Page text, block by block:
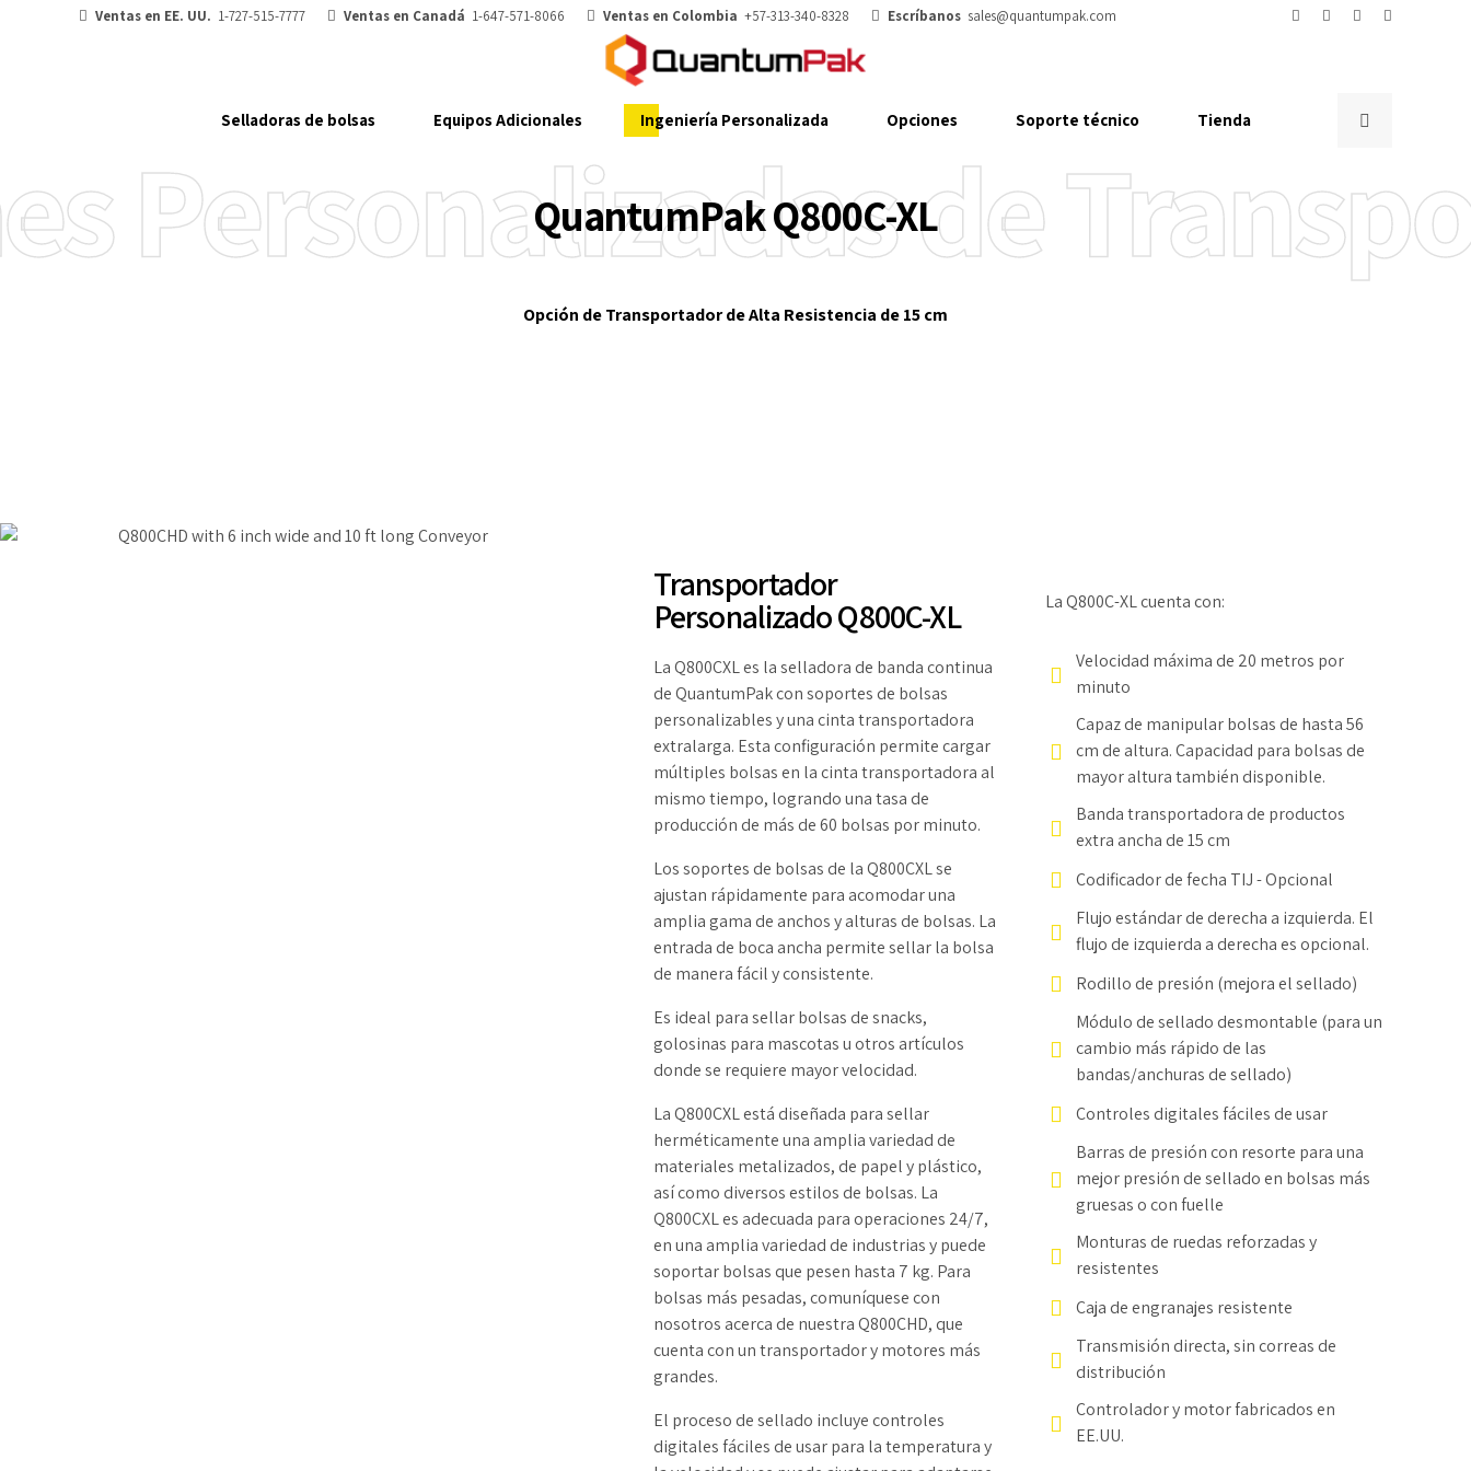
Ventas en EE. UU. 1-727-515-7777 Ventas en Canadá 1-647-571-8066 Ventas en Colombia +57-313-340-8328 Escríbanos sales@quantumpak.com
Selladoras de bolsas Equipos Adicionales Ingeniería Personalizada Opciones Soporte técnico Tienda
QuantumPak Q800C-XL
Personalizadas de
Opción de Transportador de Alta Resistencia de 15 cm
Transportador
Personalizado Q800C-XL
La Q800CXL es la selladora de banda continua
de QuantumPak con soportes de bolsas
personalizables y una cinta transportadora
extralarga. Esta configuración permite cargar
múltiples bolsas en la cinta transportadora al
mismo tiempo, logrando una tasa de
producción de más de 60 bolsas por minuto.
Los soportes de bolsas de la Q800CXL se
ajustan rápidamente para acomodar una
amplia gama de anchos y alturas de bolsas. La
entrada de boca ancha permite sellar la bolsa
de manera fácil y consistente.
Es ideal para sellar bolsas de snacks,
golosinas para mascotas u otros artículos
donde se requiere mayor velocidad.
La Q800CXL estádiseñada para sellar
herméticamente una amplia variedad de
materiales metalizados, de papel y plástico,
así como diversos estilos de bolsas. La
Q800CXLes adecuada para operaciones 24/7,
en una amplia variedad de industrias y puede
soportar bolsas que pesen hasta 7 kg. Para
bolsas más pesadas, comuníquese con
nosotros acerca de nuestra Q800CHD, que
cuenta con un transportador y motores más
grandes.
El proceso de sellado incluye controles
digitales fáciles de usar para la temperatura y
La Q800C-XL cuenta con:
Velocidad máxima de 20 metros por
minuto
Capaz de manipular bolsas de hasta 56
cm de altura. Capacidad para bolsas de
mayor altura también disponible.
Banda transportadora de productos
extra ancha de 15 cm
Codificador de fecha TIJ - Opcional
Flujo estándar de derecha a izquierda. El
flujo de izquierda a derecha es opcional.
Rodillo de presión (mejora el sellado)
Módulo de sellado desmontable (para un
cambio más rápido de las
bandas/anchuras de sellado)
Controles digitales fáciles de usar
Barras de presión con resorte para una
mejor presión de sellado en bolsas más
gruesas o con fuelle
Monturas de ruedas reforzadas y
resistentes
Caja de engranajes resistente
Transmisión directa, sin correas de
distribución
Controlador y motor fabricados en
EE.UU.